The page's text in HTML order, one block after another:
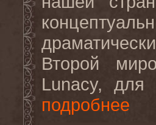
Второй
Lunacy, для
подробнее